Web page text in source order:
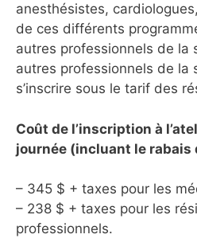
anesthésistes,
de ces différents
autres professionnels de la
autres professionnels de la
s’inscrire sous le tarif des
Coût de l’inscription à
journée (incluant le rabais
– 345 $ + taxes pour les
– 238 $ + taxes pour les
professionnels.